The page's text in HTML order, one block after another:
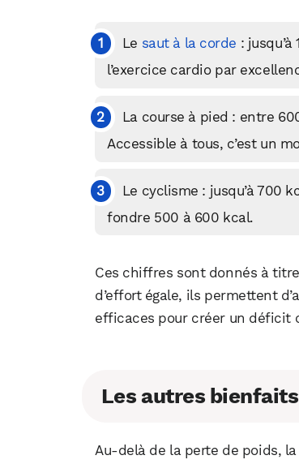
Le saut à la corde :
l’exercice cardio par
La course à pied : entre
Accessible à tous, c’est un
Le cyclisme : jusqu’à 700
fondre 500 à 600 kcal.
Ces chiffres sont donnés à
d’effort égale, ils permettent
efficaces pour créer un déficit
Les autres
Au-delà de la perte de poids,